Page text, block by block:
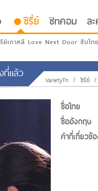
ซีรี่ย์ ซิทคอม ล
ย์เกาหลี Love Next Door ซับไทย
ประตูถัดไป
ที่แล้ว VarietyTh / ซีรี่ย์ /
ชื่อไทย
ชื่ออังกฤษ
คำที่เกี่ยวข้